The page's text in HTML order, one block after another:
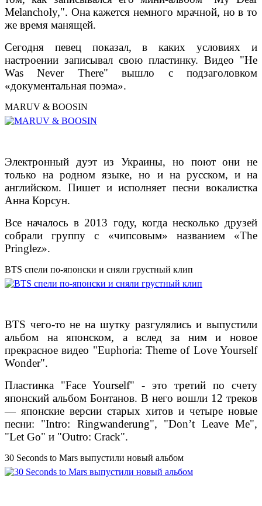
Melancholy,". Она кажется немного мрачной, но в то
же время манящей.
Сегодня певец показал, в каких условиях и
настроении записывал свою пластинку. Видео "He
Was Never There" вышло с подзаголовком
«документальная поэма».
MARUV & BOOSIN
Электронный дуэт из Украины, но поют они не
только на родном языке, но и на русском, и на
английском. Пишет и исполняет песни вокалистка
Анна Корсун.
Все началось в 2013 году, когда несколько друзей
собрали группу с «чипсовым» названием «The
Pringlez».
BTS спели по-японски и сняли грустный клип
BTS чего-то не на шутку разгулялись и выпустили
альбом на японском, а вслед за ним и новое
прекрасное видео "Euphoria: Theme of Love Yourself
Wonder".
Пластинка "Face Yourself" - это третий по счету
японский альбом Бонтанов. В него вошли 12 треков
— японские версии старых хитов и четыре новые
песни: "Intro: Ringwanderung", "Don’t Leave Me",
"Let Go" и "Outro: Crack".
30 Seconds to Mars выпустили новый альбом